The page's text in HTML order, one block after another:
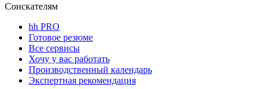
Соискателям
hh PRO
Готовое резюме
Все сервисы
Хочу у вас работать
Производственный календарь
Экспертная рекомендация